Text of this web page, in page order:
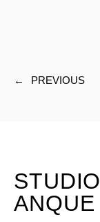
← PREVIOUS
STUDIO
ANQUE